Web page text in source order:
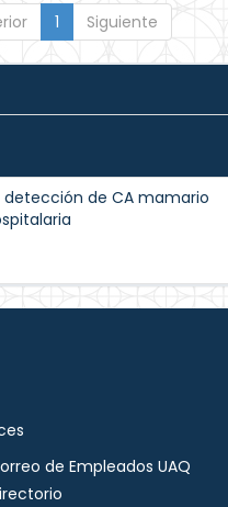
1 Siguiente
de CA mamario
de Empleados UAQ